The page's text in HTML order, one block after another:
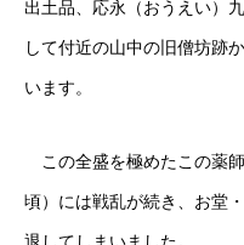
出土品、応永（おうえい）
して付近の山中の旧僧坊跡
います。
この全盛を極めたこの薬
頃）には戦乱が続き、お堂